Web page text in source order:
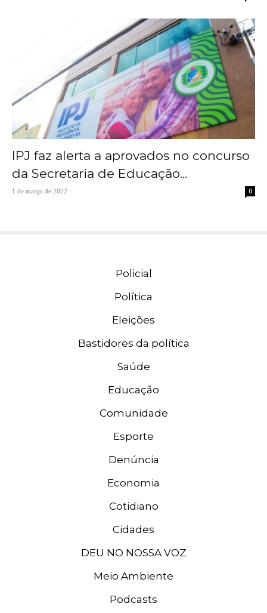
IPJ faz alerta a aprovados no concurso
da Secretaria de Educação...
1 de março de 2022 0
Policial
Política
Eleições
Bastidores da política
Saúde
Educação
Comunidade
Esporte
Denúncia
Economia
Cotidiano
Cidades
DEU NO NOSSA VOZ
Meio Ambiente
Podcasts